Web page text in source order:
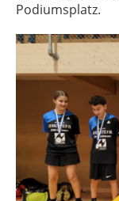
Podiumsplatz.